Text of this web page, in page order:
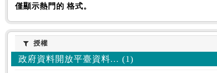
僅顯示熱門的 格式。
授權授權
政府資料開放平臺資料... (1)